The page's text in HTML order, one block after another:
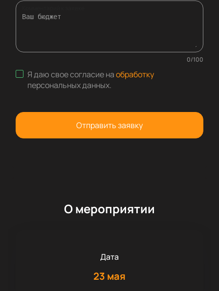
0/100
Я даю свое согласие наобработку
персональных данных.
Отправить заявку
О мероприятии
Дата
23 мая